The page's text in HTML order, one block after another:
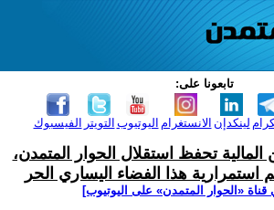
تابعونا على:
الفيسبوك التويتر اليوتيوب الانستغرام لينكدإن
المالية تحفظ استقلال الحوار المتمدن،
هذا الفضاء اليساري الحر
‫«الحوار المتمدن» على اليوتيوب]